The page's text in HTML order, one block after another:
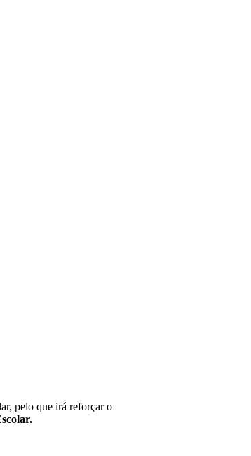
pelo que irá reforçar o